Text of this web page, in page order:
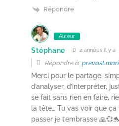
Répondre
Auteur
Stéphane 2 années il y a
Répondre à
Merci pour le partage,
d’analyser, d’interpréter,
se fait sans rien en faire,
la tête… Tu vas voir que
passer je t’embrasse 🙏💞🐬